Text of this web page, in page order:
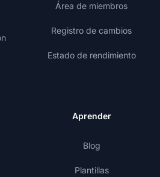
Área de miembros
Registro de cambios
Estado de rendimiento
Aprender
Blog
Plantillas